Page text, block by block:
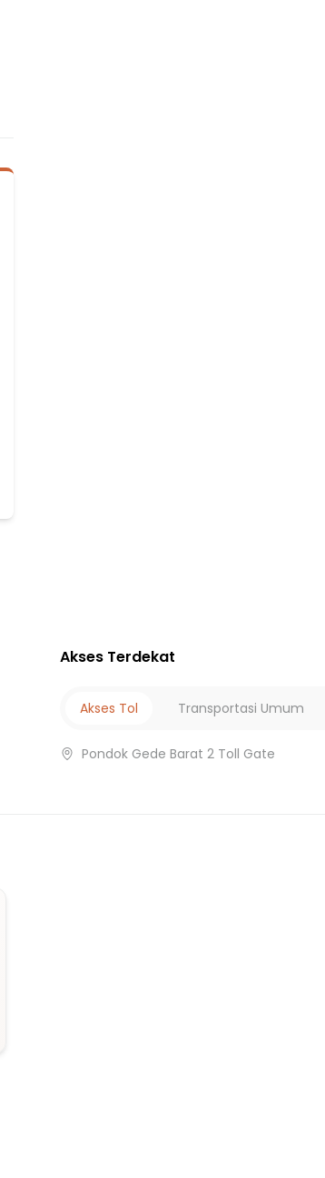
Akses Terdekat
Akses Tol Transportasi Umum
Pondok Gede Barat 2 Toll Gate